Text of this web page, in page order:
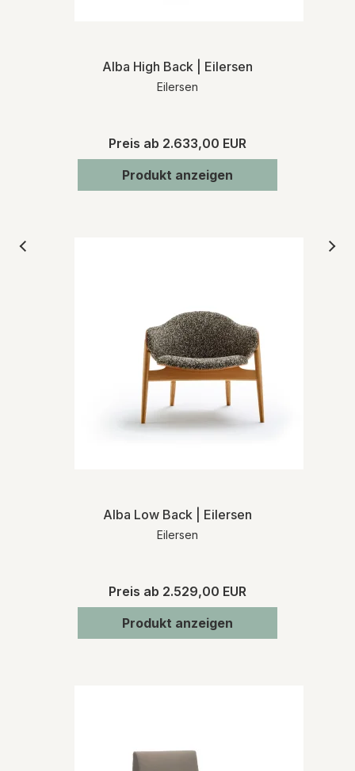
Alba High Back | Eilersen
Eilersen
Preis ab 2.633,00 EUR
Produkt anzeigen
Alba Low Back | Eilersen
Eilersen
Preis ab 2.529,00 EUR
Produkt anzeigen